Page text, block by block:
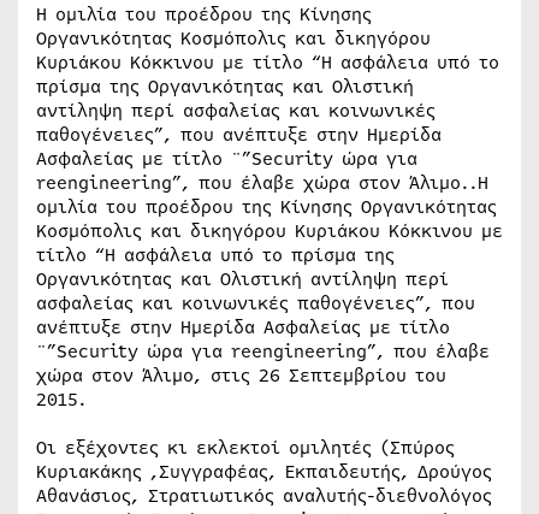
Η ομιλία του προέδρου της Κίνησης
Οργανικότητας Κοσμόπολις και δικηγόρου
Κυριάκου Κόκκινου με τίτλο “Η ασφάλεια υπό το
πρίσμα της Οργανικότητας και Ολιστική
αντίληψη περί ασφαλείας και κοινωνικές
παθογένειες”, που ανέπτυξε στην Ημερίδα
Ασφαλείας με τίτλο ¨”Security ώρα για
reengineering”, που έλαβε χώρα στον Άλιμο..Η
ομιλία του προέδρου της Κίνησης Οργανικότητας
Κοσμόπολις και δικηγόρου Κυριάκου Κόκκινου με
τίτλο “Η ασφάλεια υπό το πρίσμα της
Οργανικότητας και Ολιστική αντίληψη περί
ασφαλείας και κοινωνικές παθογένειες”, που
ανέπτυξε στην Ημερίδα Ασφαλείας με τίτλο
¨”Security ώρα για reengineering”, που έλαβε
χώρα στον Άλιμο, στις 26 Σεπτεμβρίου του
2015.
Οι εξέχοντες κι εκλεκτοί ομιλητές (Σπύρος
Κυριακάκης ,Συγγραφέας, Εκπαιδευτής, Δρούγος
Αθανάσιος, Στρατιωτικός αναλυτής-διεθνολόγος